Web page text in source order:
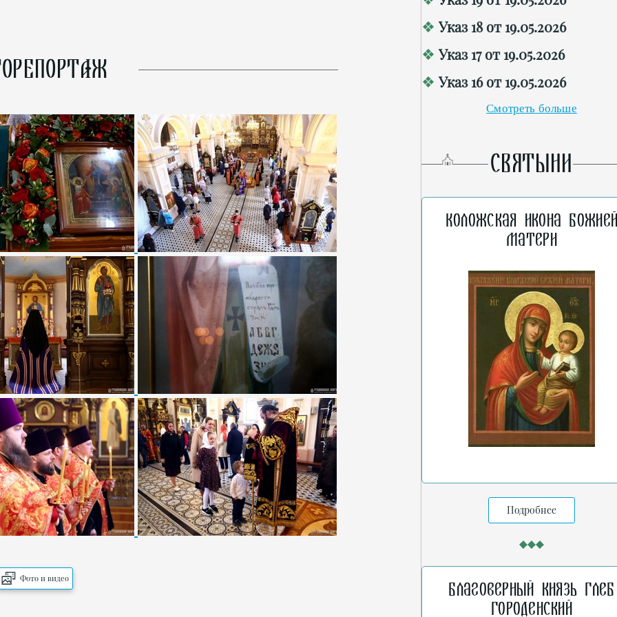
Фото и видео
Указ 18 от 19.05.2026
Указ 17 от 19.05.2026
Указ 16 от 19.05.2026
Смотреть больше
СВЯТЫНИ
Коложская икона
Матери
Подробнее
Благоверный князь Глеб
Городенский